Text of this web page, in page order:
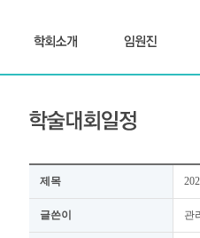
제목
글쓴이 관